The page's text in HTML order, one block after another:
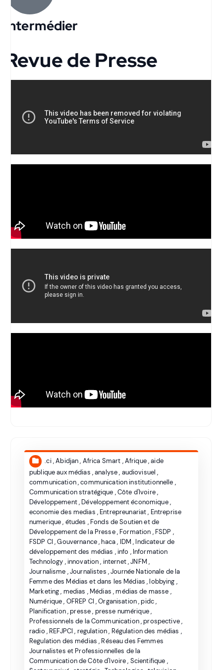
Intermédier
Revue de Presse
.ci,Abidjan, Africa Smart ,Afrique,aide
publique aux médias ,analyse, audiovisuel ,
communication,communication institutionnelle ,
Communication stratégique ,Côte d'Ivoire,
Développement, Développement économique,
economie des medias , Entrepreunariat, Entreprise
numerique, études , Fonds de Soutien et de
Développement de la Presse, Formation , FSDP ,
FSDP CI ,Gouvernance,haca, IDM , Indicateur de
développement des médias , info , Information
Technology , innovation, internet,JNFM ,
Journalisme ,Journalistes ,Journée Nationale de la
Femme des Médias et dans les Médias ,lobbying ,
Marketing, medias , Médias ,médias de masse ,
Numérique, OFREP CI ,Organisation,pidc,
Planification,presse, presse numérique,
Professionnels de la Communication,prospective,
radio , REFJPCI , regulation, Régulation des médias ,
Regulation des médias , Réseau des Femmes
Journalistes et Professionnelles de la
Communication de Côte d'Ivoire, Scientifique ,